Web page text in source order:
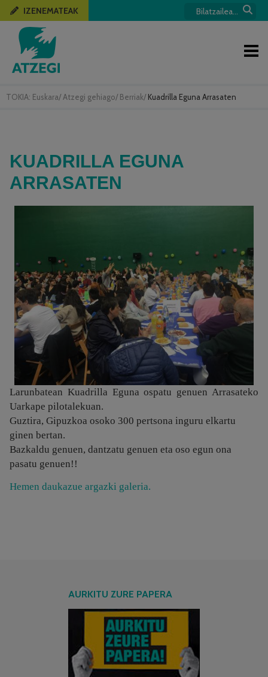
TOKIA: Euskara/ Atzegi gehiago/ Berriak/ Kuadrilla Eguna Arrasaten
IZENEMATEAK
KUADRILLA EGUNA
ARRASATEN
Larunbatean Kuadrilla Eguna ospatu genuen Arrasateko
Uarkape pilotalekuan.
Guztira, Gipuzkoa osoko 300 pertsona inguru elkartu
ginen bertan.
Bazkaldu genuen, dantzatu genuen eta oso egun ona
pasatu genuen!!
Hemen daukazue argazki galeria.
AURKITU ZURE PAPERA